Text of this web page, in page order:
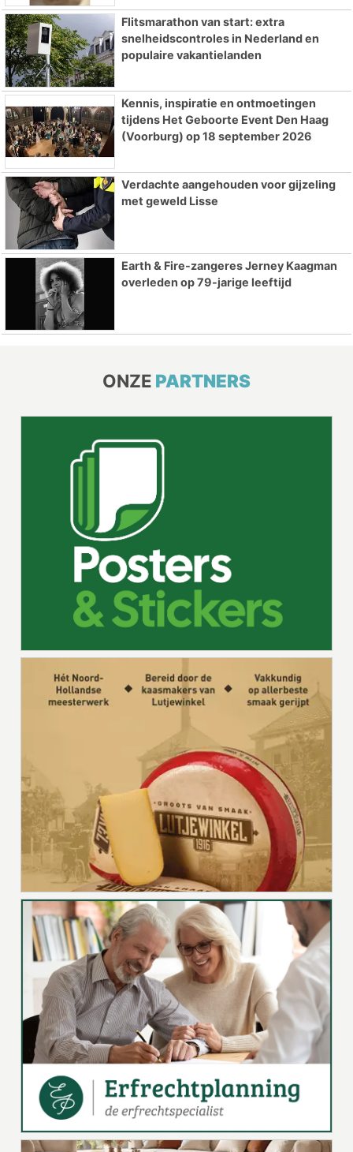
Flitsmarathon van start: extra
snelheidscontroles in Nederland en
populaire vakantielanden
Kennis, inspiratie en ontmoetingen
tijdens Het Geboorte Event Den Haag
(Voorburg) op 18 september 2026
Verdachte aangehouden voor gijzeling
met geweld Lisse
Earth & Fire-zangeres Jerney Kaagman
overleden op 79-jarige leeftijd
ONZE PARTNERS